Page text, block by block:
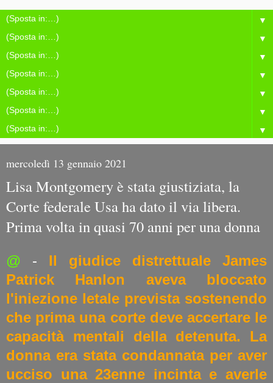
▼
▼
▼
▼
▼
▼
▼
mercoledì 13 gennaio 2021
Lisa Montgomery è stata giustiziata, la
Corte federale Usa ha dato il via libera.
Prima volta in quasi 70 anni per una donna
@ - Il giudice distrettuale James
Patrick Hanlon aveva bloccato
l'iniezione letale prevista sostenendo
che prima una corte deve accertare le
capacità mentali della detenuta. La
donna era stata condannata per aver
ucciso una 23enne incinta e averle